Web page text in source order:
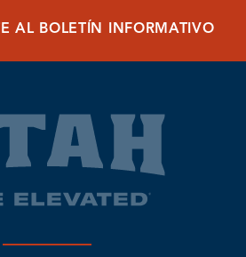
AL BOLETÍN INFORMATIVO